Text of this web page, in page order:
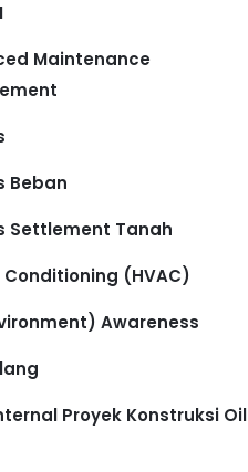
Maintenance
Beban
Settlement Tanah
Conditioning (HVAC)
Awareness
Proyek Konstruksi Oil